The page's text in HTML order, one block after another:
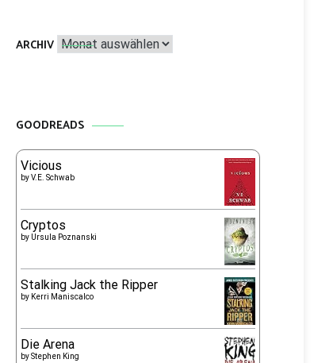
ARCHIV Archiv
GOODREADS
Vicious
byV.E. Schwab
Cryptos
by Ursula Poznanski
Stalking Jack the Ripper
by Kerri Maniscalco
Die Arena
byStephen King